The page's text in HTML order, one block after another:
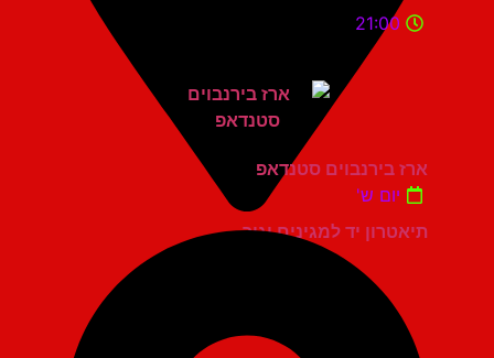
תיאטרון יד למגינים יגור
21:00
ארז בירנבוים סטנדאפ
יום ש'